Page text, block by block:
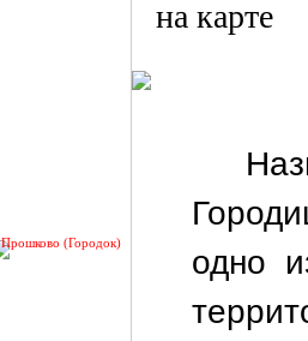
Прошково (Городок)
одно